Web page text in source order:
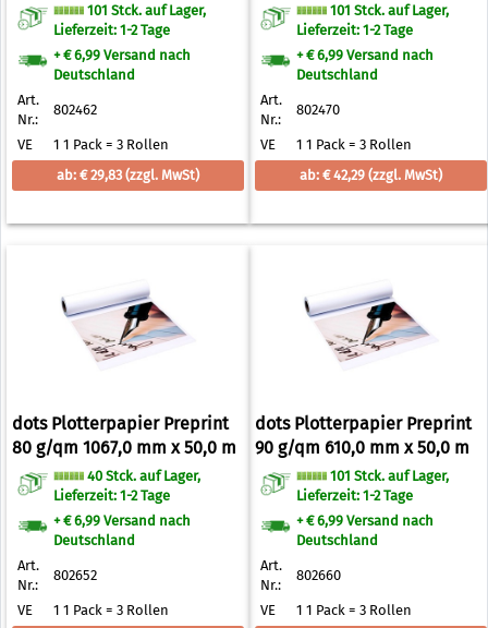
101 Stck. auf Lager,
Lieferzeit: 1-2 Tage
+ € 6,99 Versand nach
Deutschland
Art.
Nr.:
802462
VE
1 1 Pack = 3 Rollen
ab: € 29,83(zzgl. MwSt)
101 Stck. auf Lager,
Lieferzeit: 1-2 Tage
+ € 6,99 Versand nach
Deutschland
Art.
Nr.:
802470
VE
1 1 Pack = 3 Rollen
ab: € 42,29 (zzgl. MwSt)
dots Plotterpapier Preprint
80 g/qm 1067,0 mm x 50,0 m
40 Stck. auf Lager,
Lieferzeit: 1-2 Tage
+ € 6,99 Versand nach
Deutschland
Art.
Nr.:
802652
VE
1 1 Pack = 3 Rollen
dots Plotterpapier Preprint
90 g/qm 610,0 mm x 50,0 m
101 Stck. auf Lager,
Lieferzeit: 1-2 Tage
+ € 6,99 Versand nach
Deutschland
Art.
Nr.:
802660
VE
1 1 Pack = 3 Rollen